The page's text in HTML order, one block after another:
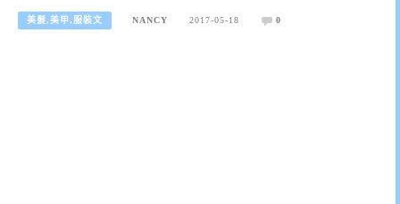
美髮,美甲,服裝文 NANCY 2017-05-18 0